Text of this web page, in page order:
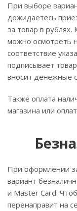
При выборе
дожидаетесь
за товар в рублях.
можно осмотреть
соответствие
подписывает
вносит денежные
Также оплата
магазина или
При оформлении
вариант
и Master Card.
перенаправит на